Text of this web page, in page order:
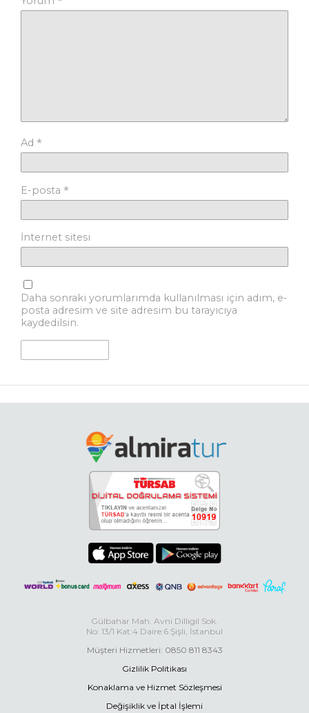
Ad *
E-posta *
İnternet sitesi
Daha sonraki yorumlarımda kullanılması için adım, e-
posta adresim ve site adresim bu tarayıcıya
kaydedilsin.
Gülbahar Mah. Avni Dilligil Sok.
No: 13/1 Kat:4 Daire:6 Şişli, İstanbul
Müşteri Hizmetleri: 0850 811 8343
Gizlilik Politikası
Konaklama ve Hizmet Sözleşmesi
Değişiklik ve İptal İşlemi